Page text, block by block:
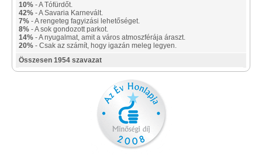
10% - A Tófürdőt.
42% - A Savaria Karnevált.
7% - A rengeteg fagyizási lehetőséget.
8% - A sok gondozott parkot.
14% - A nyugalmat, amit a város atmoszférája áraszt.
20% - Csak az számít, hogy igazán meleg legyen.
Összesen 1954 szavazat